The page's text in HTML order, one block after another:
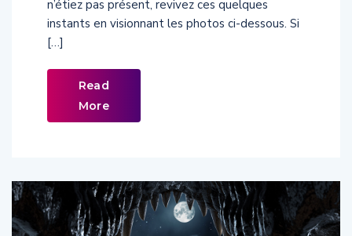
n’étiez pas présent, revivez ces quelques
instants en visionnant les photos ci-dessous. Si
[…]
Read
More